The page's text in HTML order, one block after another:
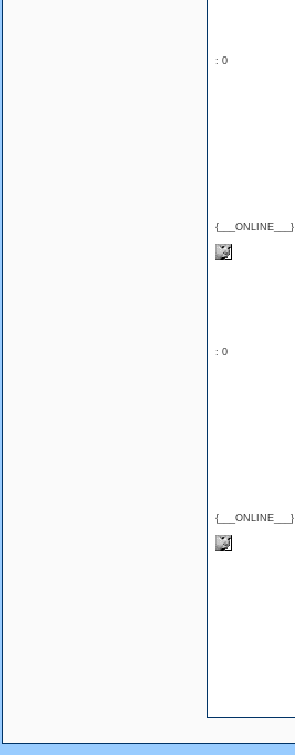
: 0
{___ONLINE___}
: 0
{___ONLINE___}